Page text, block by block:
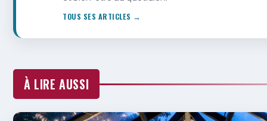
TOUS SES ARTICLES →
À LIRE AUSSI